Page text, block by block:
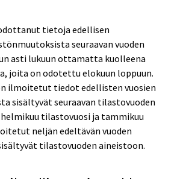
tietoja edellisen
seuraavan vuoden
asti lukuun ottamatta kuolleena
joita on odotettu elokuun loppuun.
ilmoitetut tiedot edellisten vuosien
sisältyvät seuraavan tilastovuoden
tilastovuosi ja tammikuu
neljän edeltävän vuoden
tilastovuoden aineistoon.